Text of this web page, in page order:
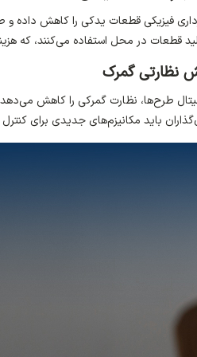
فیزیکی قطعات یدکی را کاهش داده
قطعات در محل استفاده می‌کنند،
طرح‌ها، نظارت گمرکی را کاهش
باید مکانیزم‌های جدیدی برای